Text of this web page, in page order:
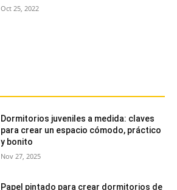
Oct 25, 2022
Dormitorios juveniles a medida: claves
para crear un espacio cómodo, práctico
y bonito
Nov 27, 2025
Papel pintado para crear dormitorios de